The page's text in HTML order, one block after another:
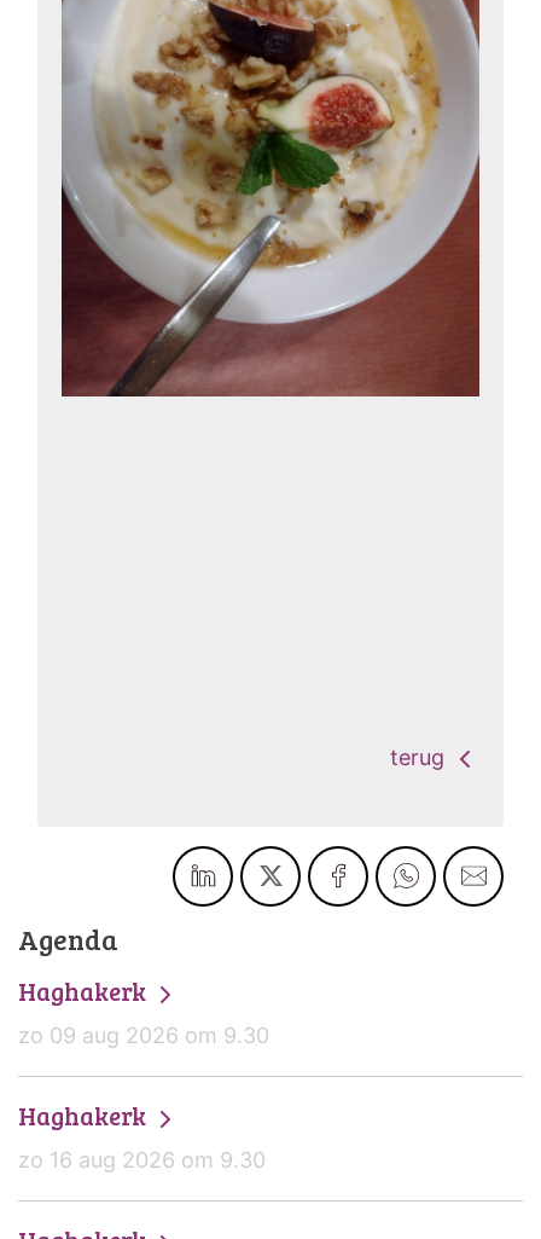
terug
Agenda
Haghakerk
zo 09 aug 2026 om 9.30
Haghakerk
zo 16 aug 2026 om 9.30